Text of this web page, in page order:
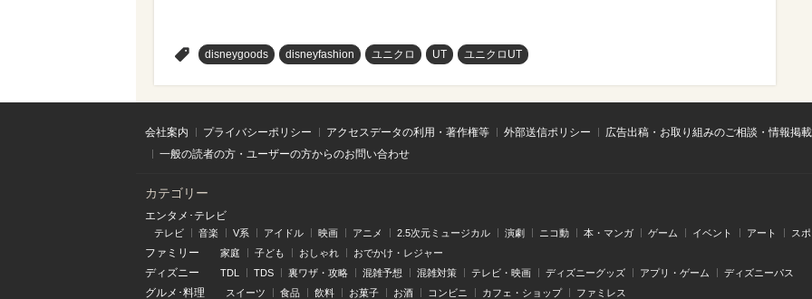
disneygoods disneyfashion ユニクロ UT ユニクロUT
会社案内 プライバシーポリシー アクセスデータの利用・著作権等 外部送信ポリシー
広告出稿・お取り組みのご相談・情報掲
一般の読者の方・ユーザーの方からのお問い合わせ
カテゴリー
エンタメ･テレビ
テレビ 音楽 V系 アイドル 映画 アニメ 2.5次元ミュージカル 演劇 ニコ動 本・マンガ ゲーム イベント アート ス
ファミリー 家庭 子ども おしゃれ おでかけ・レジャー
ディズニー TDL TDS 裏ワザ・攻略 混雑予想 混雑対策 テレビ・映画 ディズニーグッズ アプリ・ゲーム ディズニーパス
グルメ･料理 スイーツ 食品 飲料 お菓子 お酒 コンビニ カフェ・ショップ ファミレス